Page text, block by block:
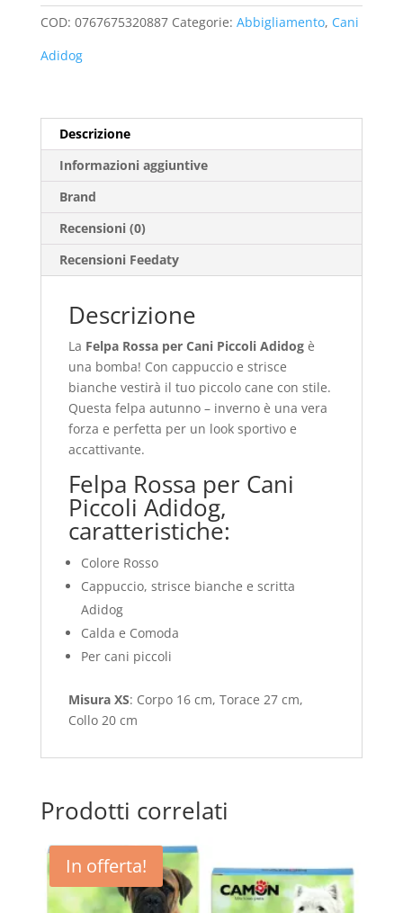
Piccoli
quantità
COD: 0767675320887 Categorie: Abbigliamento, Cani
Adidog
Descrizione
Informazioni aggiuntive
Brand
Recensioni (0)
Recensioni Feedaty
Descrizione
La Felpa Rossa per Cani Piccoli Adidogè
una bomba! Con cappuccio e strisce
bianche vestirà il tuo piccolo cane con stile.
Questa felpa autunno – inverno è una vera
forza e perfetta per un look sportivo e
accattivante.
Felpa Rossa per Cani
Piccoli Adidog,
caratteristiche:
Colore Rosso
Cappuccio, strisce bianche e scritta
Adidog
Calda e Comoda
Per cani piccoli
Misura XS: Corpo 16 cm, Torace 27 cm,
Collo 20 cm
Prodotti correlati
In offerta!